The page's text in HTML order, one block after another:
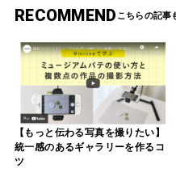
RECOMMEND
【もっと伝わる写真を撮りたい】
統一感のあるギャラリーを作るコ
ツ